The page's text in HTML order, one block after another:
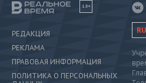
18+
РЕДАКЦИЯ
РЕКЛАМА
ПРАВОВАЯ ИНФОРМАЦИЯ
ПОЛИТИКА О ПЕРСОНАЛЬНЫХ
RU